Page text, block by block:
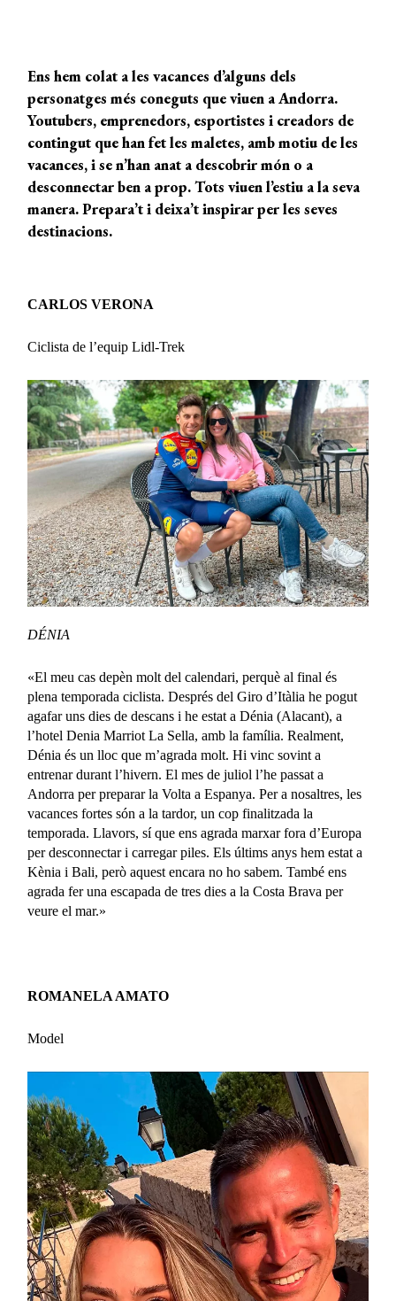
Ens hem colat a les vacances d’alguns dels
personatges més coneguts que viuen a Andorra.
Youtubers, emprenedors, esportistes i creadors de
contingut que han fet les maletes, amb motiu de les
vacances, i se n’han anat a descobrir món o a
desconnectar ben a prop. Tots viuen l’estiu a la seva
manera. Prepara’t i deixa’t inspirar per les seves
destinacions.
CARLOS VERONA
Ciclista de l’equip Lidl-Trek
DÉNIA
«El meu cas depèn molt del calendari, perquè al final és
plena temporada ciclista. Després del Giro d’Itàlia he pogut
agafar uns dies de descans i he estat a Dénia (Alacant), a
l’hotel Denia Marriot La Sella, amb la família. Realment,
Dénia és un lloc que m’agrada molt. Hi vinc sovint a
entrenar durant l’hivern. El mes de juliol l’he passat a
Andorra per preparar la Volta a Espanya. Per a nosaltres, les
vacances fortes són a la tardor, un cop finalitzada la
temporada. Llavors, sí que ens agrada marxar fora d’Europa
per desconnectar i carregar piles. Els últims anys hem estat a
Kènia i Bali, però aquest encara no ho sabem. També ens
agrada fer una escapada de tres dies a la Costa Brava per
veure el mar.»
ROMANELA AMATO
Model